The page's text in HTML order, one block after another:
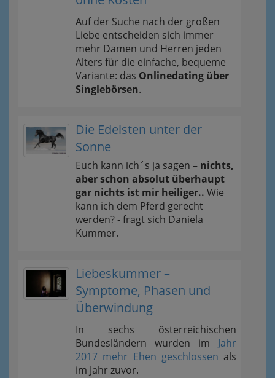
Auf der Suche nach der großen
Liebe entscheiden sich immer
mehr Damen und Herren jeden
Alters für die einfache, bequeme
Variante: das Onlinedating über
Singlebörsen.
Die Edelsten unter der
Sonne
Euch kann ich´s ja sagen – nichts,
aber schon absolut überhaupt
gar nichts ist mir heiliger.. Wie
kann ich dem Pferd gerecht
werden? - fragt sich Daniela
Kummer.
Liebeskummer –
Symptome, Phasen und
Überwindung
In sechs österreichischen
Bundesländern wurden im Jahr
2017 mehr Ehen geschlossen als
im Jahr zuvor.